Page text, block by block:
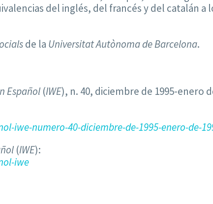
del inglés, del francés y del catalán a
de la Universitat Autònoma de Barcelona.
Español (IWE), n. 40, diciembre de 1995-enero
iwe-numero-40-diciembre-de-1995-enero-de-
(IWE):
iwe